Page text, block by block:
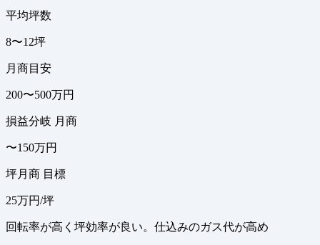
平均坪数
8〜12坪
月商目安
200〜500万円
損益分岐 月商
〜150万円
坪月商 目標
25万円/坪
回転率が高く坪効率が良い。仕込みのガス代が高め